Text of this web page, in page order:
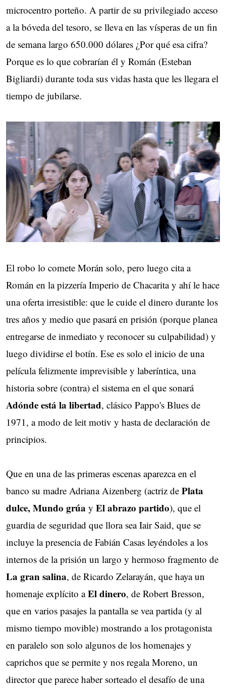
microcentro porteño. A partir de su privilegiado acceso
a la bóveda del tesoro, se lleva en las vísperas de un fin
de semana largo 650.000 dólares ¿Por qué esa cifra?
Porque es lo que cobrarían él y Román (Esteban
Bigliardi) durante toda sus vidas hasta que les llegara el
tiempo de jubilarse.
El robo lo comete Morán solo, pero luego cita a
Román en la pizzería Imperio de Chacarita y ahí le hace
una oferta irresistible: que le cuide el dinero durante los
tres años y medio que pasará en prisión (porque planea
entregarse de inmediato y reconocer su culpabilidad) y
luego dividirse el botín. Ese es solo el inicio de una
película felizmente imprevisible y laberíntica, una
historia sobre (contra) el sistema en el que sonará
Adónde está la libertad, clásico Pappo's Blues de
1971, a modo de leit motiv y hasta de declaración de
principios.
Que en una de las primeras escenas aparezca en el
banco su madre Adriana Aizenberg (actriz de Plata
dulce, Mundo grúa y El abrazo partido), que el
guardia de seguridad que llora sea Iair Said, que se
incluye la presencia de Fabián Casas leyéndoles a los
internos de la prisión un largo y hermoso fragmento de
La gran salina, de Ricardo Zelarayán, que haya un
homenaje explícito aEl dinero, de Robert Bresson,
que en varios pasajes la pantalla se vea partida (y al
mismo tiempo movible) mostrando a los protagonista
en paralelo son solo algunos de los homenajes y
caprichos que se permite y nos regala Moreno, un
director que parece haber sorteado el desafío de una